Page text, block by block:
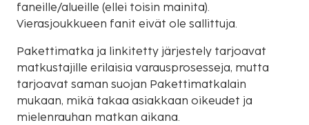
faneille/alueille (ellei toisin mainita).
Vierasjoukkueen fanit eivät ole sallittuja.
Pakettimatka ja linkitetty järjestely tarjoavat
matkustajille erilaisia varausprosesseja, mutta
tarjoavat saman suojan Pakettimatkalain
mukaan, mikä takaa asiakkaan oikeudet ja
mielenrauhan matkan aikana.